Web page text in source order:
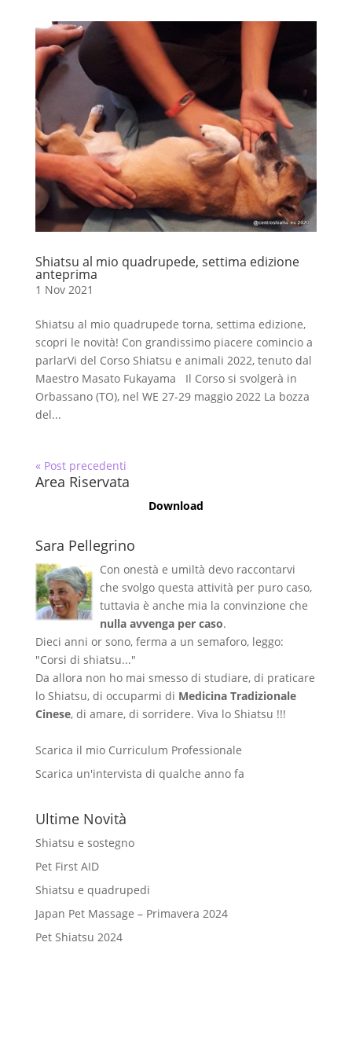
Shiatsu al mio quadrupede, settima edizione
anteprima
1 Nov 2021
Shiatsu al mio quadrupede torna, settima edizione,
scopri le novità! Con grandissimo piacere comincio a
parlarVi del Corso Shiatsu e animali 2022, tenuto dal
Maestro Masato Fukayama Il Corso si svolgerà in
Orbassano (TO), nel WE 27-29 maggio 2022 La bozza
del...
« Post precedenti
Area Riservata
Download
Sara Pellegrino
Con onestà e umiltà devo raccontarvi
che svolgo questa attività per puro caso,
tuttavia è anche mia la convinzione che
nulla avvenga per caso.
Dieci anni or sono, ferma a un semaforo, leggo:
"Corsi di shiatsu..."
Da allora non ho mai smesso di studiare, di praticare
lo Shiatsu, di occuparmi di Medicina Tradizionale
Cinese, di amare, di sorridere. Viva lo Shiatsu !!!
Scarica il mio Curriculum Professionale
Scarica un'intervista di qualche anno fa
Ultime Novità
Shiatsu e sostegno
Pet First AID
Shiatsu e quadrupedi
Japan Pet Massage – Primavera 2024
Pet Shiatsu 2024